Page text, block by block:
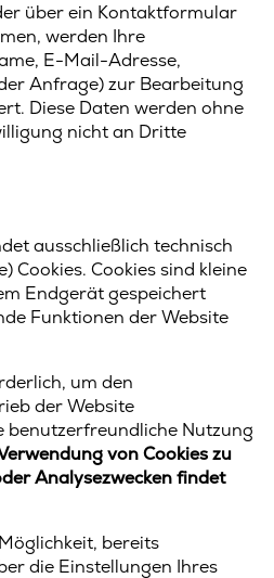
über ein Kontaktformular
werden Ihre
E-Mail-Adresse,
Anfrage) zur Bearbeitung
Diese Daten werden ohne
nicht an Dritte
ausschließlich technisch
Cookies. Cookies sind kleine
Endgerät gespeichert
Funktionen der Website
um den
der Website
benutzerfreundliche Nutzung
von Cookies zu
Analysezwecken findet
bereits
die Einstellungen Ihres